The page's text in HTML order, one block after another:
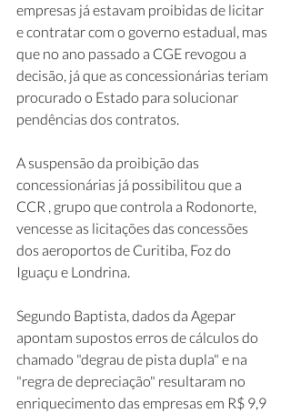
empresas já estavam proibidas de licitar
e contratar com o governo estadual, mas
que no ano passado a CGE revogou a
decisão, já que as concessionárias teriam
procurado o Estado para solucionar
pendências dos contratos.
A suspensão da proibição das
concessionárias já possibilitou que a
CCR , grupo que controla a Rodonorte,
vencesse as licitações das concessões
dos aeroportos de Curitiba, Foz do
Iguaçu e Londrina.
Segundo Baptista, dados da Agepar
apontam supostos erros de cálculos do
chamado "degrau de pista dupla" e na
"regra de depreciação" resultaram no
enriquecimento das empresas em R$ 9,9